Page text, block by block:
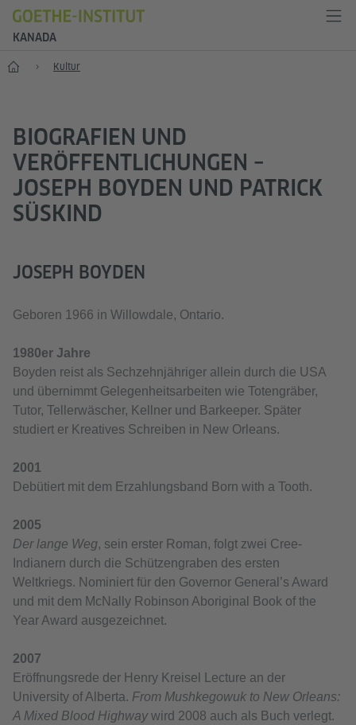
KANADA
Start Kultur
BIOGRAFIEN UND
VERÖFFENTLICHUNGEN –
JOSEPH BOYDEN UND PATRICK
SÜSKIND
JOSEPH BOYDEN
Geboren 1966 in Willowdale, Ontario.
1980er Jahre
Boyden reist als Sechzehnjähriger allein durch die USA
und übernimmt Gelegenheitsarbeiten wie Totengräber,
Tutor, Tellerwäscher, Kellner und Barkeeper. Später
studiert er Kreatives Schreiben in New Orleans.
2001
Debütiert mit dem Erzahlungsband Born with a Tooth.
2005
Der lange Weg, sein erster Roman, folgt zwei Cree-
Indianern durch die Schützengraben des ersten
Weltkriegs. Nominiert für den Governor General’s Award
und mit dem McNally Robinson Aboriginal Book of the
Year Award ausgezeichnet.
2007
Eröffnungsrede der Henry Kreisel Lecture an der
University of Alberta. From Mushkegowuk to New Orleans:
A Mixed Blood Highwaywird 2008 auch als Buch verlegt.